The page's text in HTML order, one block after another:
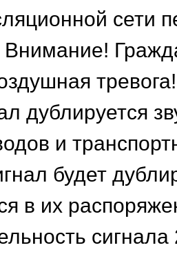
сети
Внимание!
дублируется
и
будет
в их